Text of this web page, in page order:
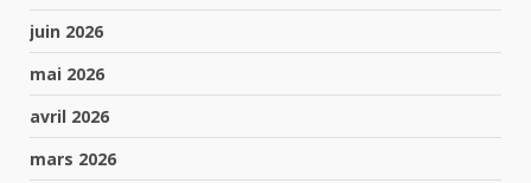
juin 2026
mai 2026
avril 2026
mars 2026